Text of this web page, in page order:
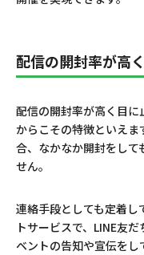
配信の開封率が高
配信の開封率が高く目
からこその特徴といえま
合、なかなか開封をして
せん。
連絡手段としても定着し
トサービスで、LINE友
ベントの告知や宣伝をし